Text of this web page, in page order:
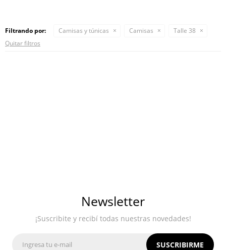
Filtrando por: Camisas y túnicas Camisas
Talle 38
Quitar filtros
Newsletter
¡Suscribite y recibí todas nuestras novedades!
SUSCRIBIRME